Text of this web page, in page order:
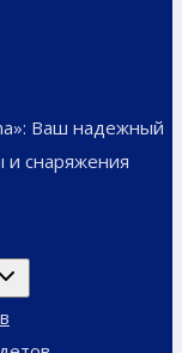
Ваш надежный
снаряжения